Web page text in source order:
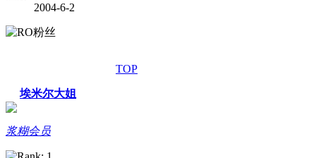
2004-6-2
TOP
埃米尔大姐
浆糊会员